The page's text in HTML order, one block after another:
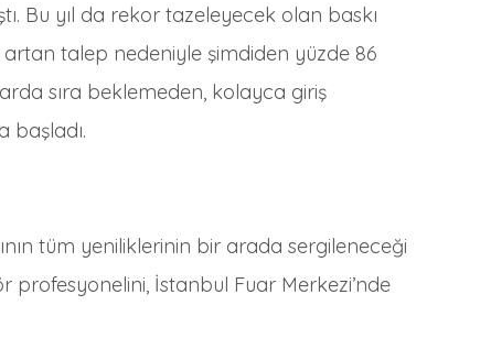
Bu yıl da rekor tazeleyecek olan baskı
artan talep nedeniyle şimdiden yüzde 86
sıra beklemeden, kolayca giriş
başladı.
tüm yeniliklerinin bir arada sergileneceği
profesyonelini, İstanbul Fuar Merkezi’nde